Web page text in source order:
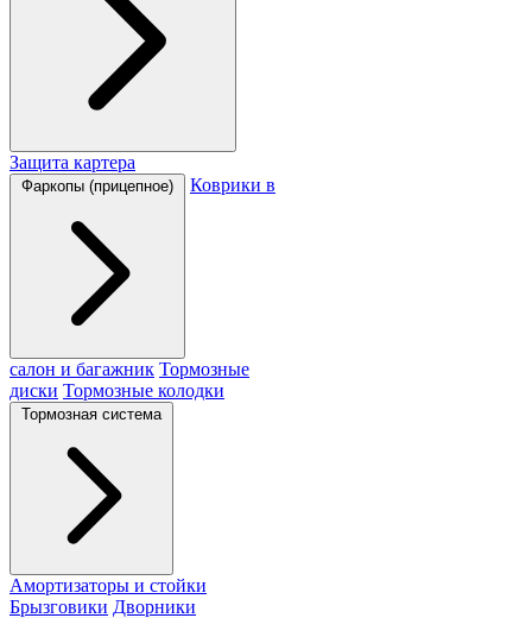
Защита картера
Фаркопы (прицепное) Коврики в
салон и багажник Тормозные
диски Тормозные колодки
Тормозная система
Амортизаторы и стойки
Брызговики Дворники